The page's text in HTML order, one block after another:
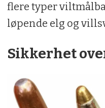
flere typer
løpende elg og
Sikkerhet